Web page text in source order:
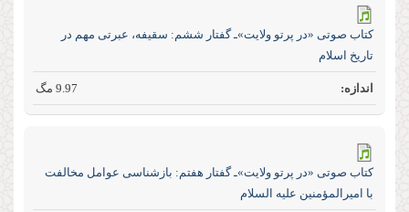
كتاب صوتی «در پرتو ولایت»ـ گفتار ششم: سقيفه، عبرتى مهم در
تاريخ اسلام
9.97 مگ
كتاب صوتی «در پرتو ولایت»ـ گفتار هفتم: بازشناسى عوامل مخالفت
با اميرالمؤمنين عليه ‏السلام